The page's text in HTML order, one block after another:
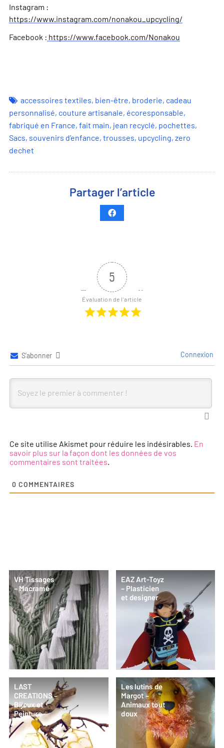
Instagram :
https://www.instagram.com/nonakou_upcycling/
Facebook : https://www.facebook.com/Nonakou
accessoires textiles, bien-être, broderie, cadeau
personnalisé, couture artisanale, écoresponsable,
fabriqué en France, fait main, jean recyclé, pochettes,
Sacs, souvenirs d’enfance, trousses, upcycling, zero
dechet
Partager l’article
5
Évaluation de l'article
S’abonner Connexion
Ce site utilise Akismet pour réduire les indésirables. En
savoir plus sur la façon dont les données de vos
commentaires sont traitées.
0 COMMENTAIRES
VH Tissages
– Macramé
EAZ Art-Toyz
– Plasticien
et designer
LAST
CREATIONS –
Bijoux et
Peinture
Les lutins de
Margot –
Animaux tout
doux